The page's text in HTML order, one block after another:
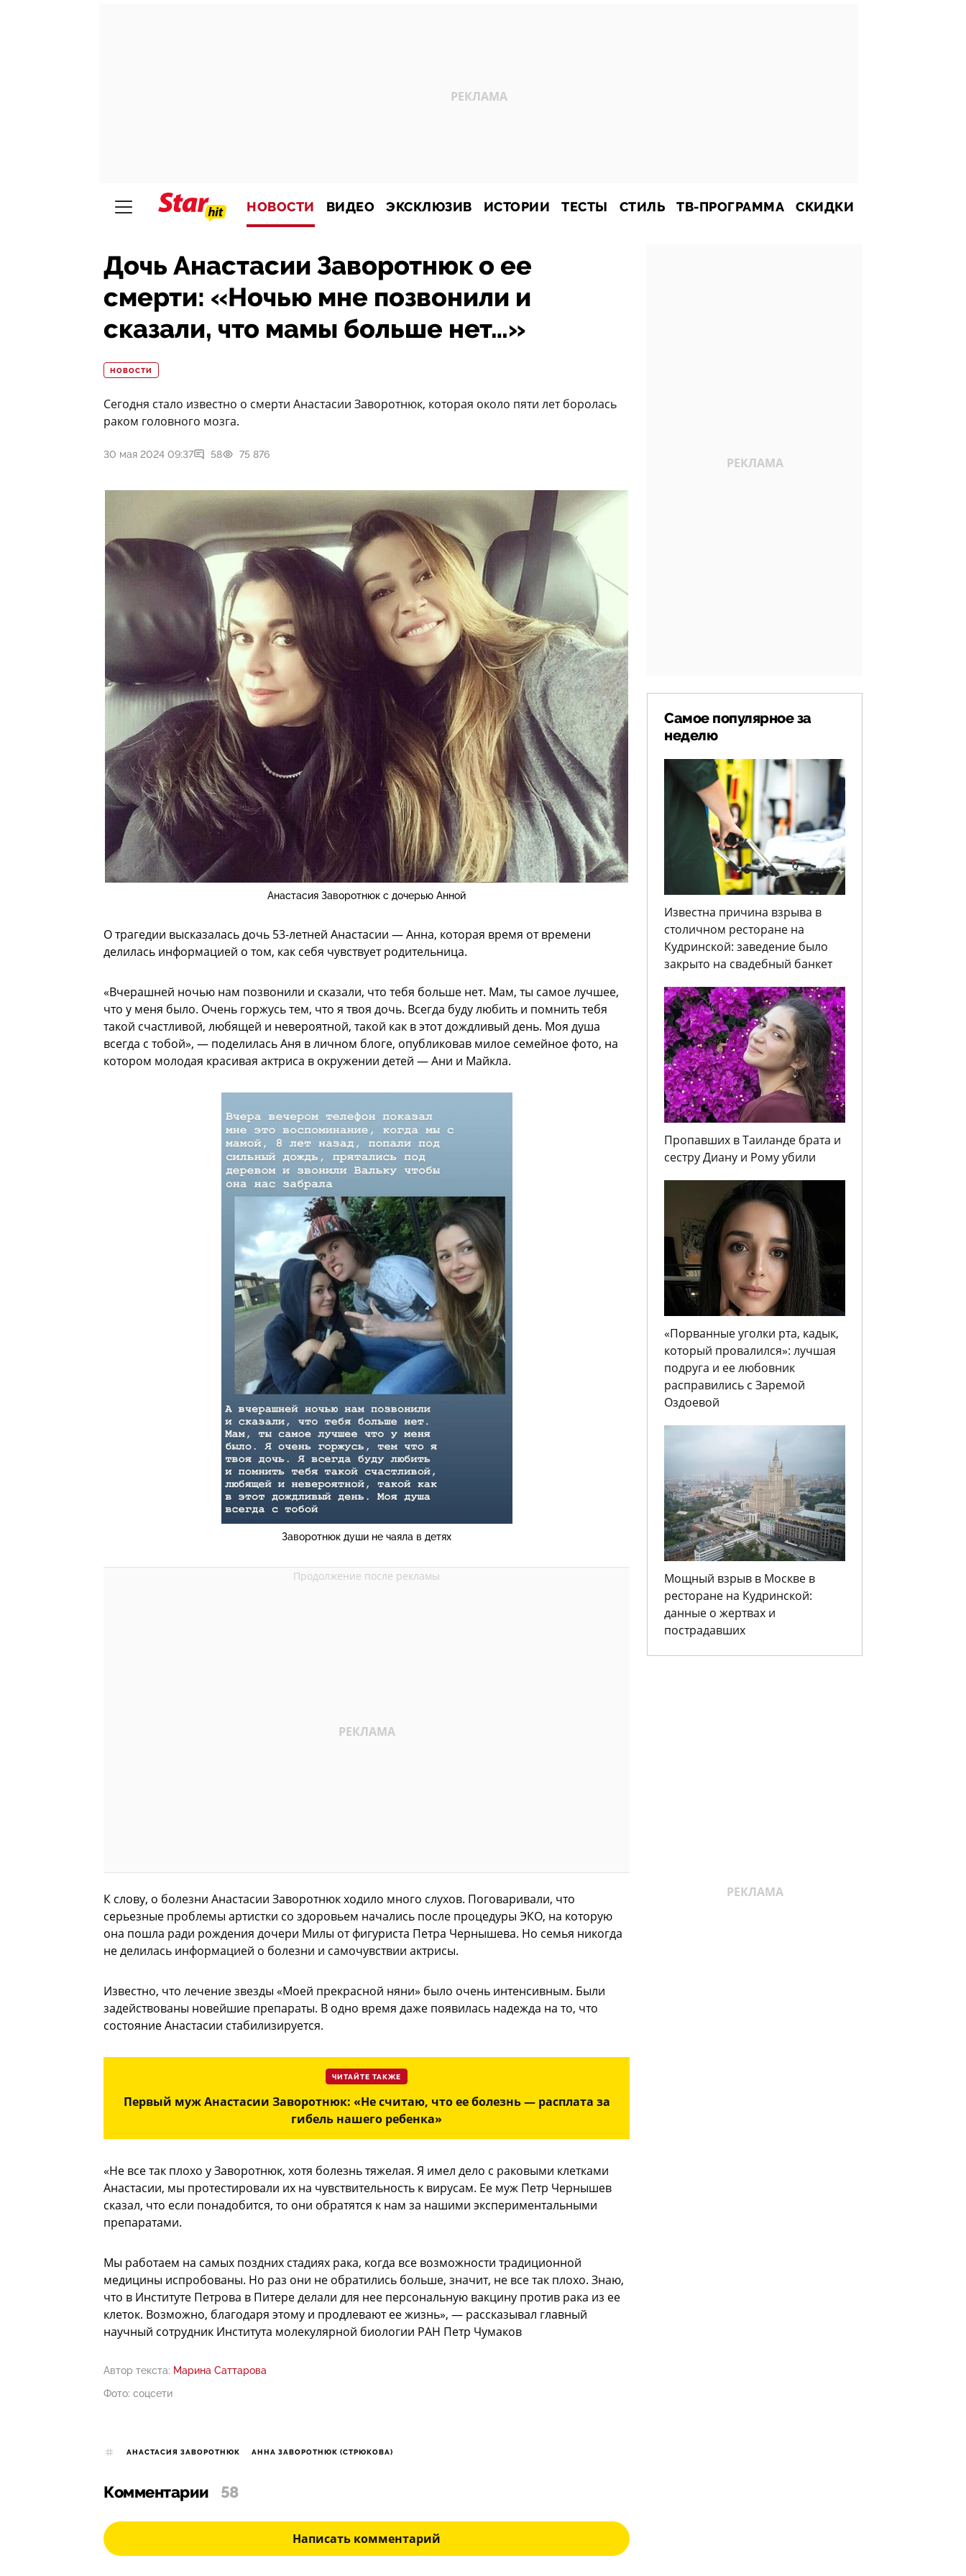
НОВОСТИ ВИДЕО ЭКСКЛЮЗИВ ИСТОРИИ ТЕСТЫ СТИЛЬ ТВ-ПРОГРАММА СКИДКИ
Дочь Анастасии Заворотнюк о ее
смерти: «Ночью мне позвонили и
сказали, что мамы больше нет…»
НОВОСТИ
Сегодня стало известно о смерти Анастасии Заворотнюк, которая около пяти лет боролась
раком головного мозга.
30 мая 2024 09:37 58 75 876
Анастасия Заворотнюк с дочерью Анной
О трагедии высказалась дочь 53-летней Анастасии — Анна, которая время от времени
делилась информацией о том, как себя чувствует родительница.
«Вчерашней ночью нам позвонили и сказали, что тебя больше нет. Мам, ты самое лучшее,
что у меня было. Очень горжусь тем, что я твоя дочь. Всегда буду любить и помнить тебя
такой счастливой, любящей и невероятной, такой как в этот дождливый день. Моя душа
всегда с тобой», — поделилась Аня в личном блоге, опубликовав милое семейное фото, на
котором молодая красивая актриса в окружении детей — Ани и Майкла.
Заворотнюк души не чаяла в детях
К слову, о болезни Анастасии Заворотнюк ходило много слухов. Поговаривали, что
серьезные проблемы артистки со здоровьем начались после процедуры ЭКО, на которую
она пошла ради рождения дочери Милы от фигуриста Петра Чернышева. Но семья никогда
не делилась информацией о болезни и самочувствии актрисы.
Известно, что лечение звезды «Моей прекрасной няни» было очень интенсивным. Были
задействованы новейшие препараты. В одно время даже появилась надежда на то, что
состояние Анастасии стабилизируется.
ЧИТАЙТЕ ТАКЖЕ
Первый муж Анастасии Заворотнюк: «Не считаю, что ее болезнь — расплата за
гибель нашего ребенка»
«Не все так плохо у Заворотнюк, хотя болезнь тяжелая. Я имел дело с раковыми клетками
Анастасии, мы протестировали их на чувствительность к вирусам. Ее муж Петр Чернышев
сказал, что если понадобится, то они обратятся к нам за нашими экспериментальными
препаратами.
Мы работаем на самых поздних стадиях рака, когда все возможности традиционной
медицины испробованы. Но раз они не обратились больше, значит, не все так плохо. Знаю,
что в Институте Петрова в Питере делали для нее персональную вакцину против рака из ее
клеток. Возможно, благодаря этому и продлевают ее жизнь», — рассказывал главный
научный сотрудник Института молекулярной биологии РАН Петр Чумаков
Автор текста: Марина Саттарова
Фото: соцсети
АНАСТАСИЯ ЗАВОРОТНЮК АННА ЗАВОРОТНЮК (СТРЮКОВА)
Комментарии 58
Написать комментарий
Самое популярное за
неделю
Известна причина взрыва в
столичном ресторане на
Кудринской: заведение было
закрыто на свадебный банкет
Пропавших в Таиланде брата и
сестру Диану и Рому убили
«Порванные уголки рта, кадык,
который провалился»: лучшая
подруга и ее любовник
расправились с Заремой
Оздоевой
Мощный взрыв в Москве в
ресторане на Кудринской:
данные о жертвах и
пострадавших